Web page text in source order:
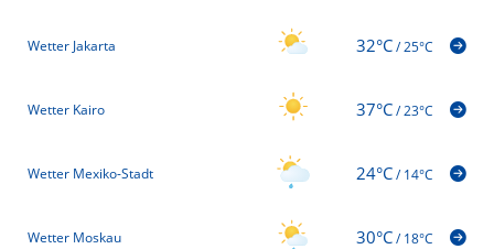
Wetter Jakarta 32°C/25°C
Wetter Kairo 37°C/23°C
Wetter Mexiko-Stadt 24°C/14°C
Wetter Moskau 30°C/18°C